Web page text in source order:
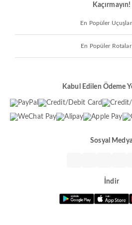
Kaçırmayın!
En Popüler Uçuşlar
En Popüler Rotalar
Kabul Edilen Ödeme
Sosyal
İndir